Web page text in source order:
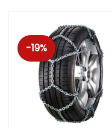
-19%